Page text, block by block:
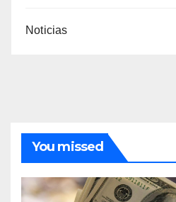
Noticias
You missed